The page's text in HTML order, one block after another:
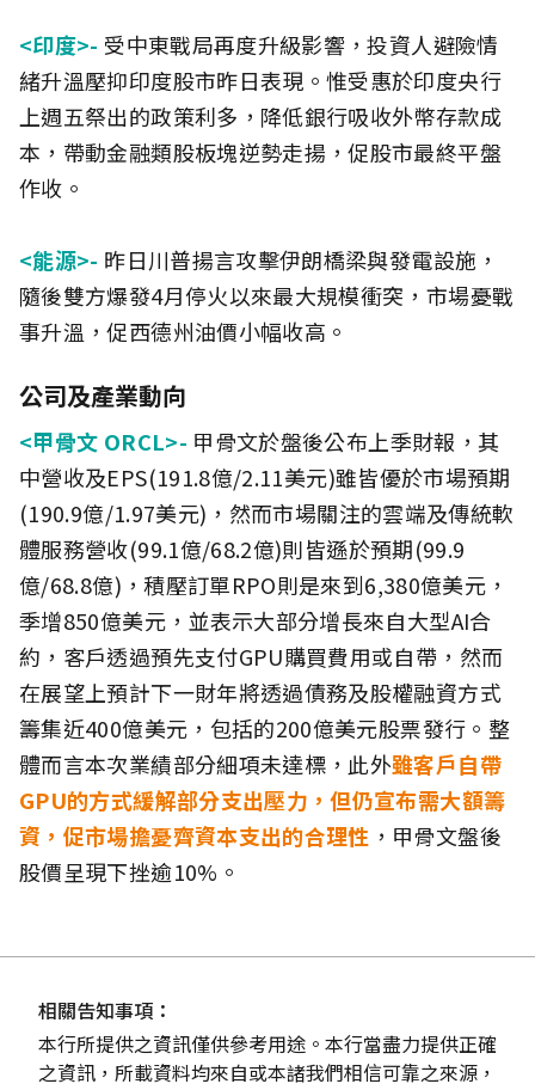
<印度>- 受中東戰局再度升級影響，投資人避險情
緒升溫壓抑印度股市昨日表現。惟受惠於印度央行
上週五祭出的政策利多，降低銀行吸收外幣存款成
本，帶動金融類股板塊逆勢走揚，促股市最終平盤
作收。
<能源>- 昨日川普揚言攻擊伊朗橋梁與發電設施，
隨後雙方爆發4月停火以來最大規模衝突，市場憂戰
事升溫，促西德州油價小幅收高。
公司及產業動向
<甲骨文 ORCL>- 甲骨文於盤後公布上季財報，其
中營收及EPS(191.8億/2.11美元)雖皆優於市場預期
(190.9億/1.97美元)，然而市場關注的雲端及傳統軟
體服務營收(99.1億/68.2億)則皆遜於預期(99.9
億/68.8億)，積壓訂單RPO則是來到6,380億美元，
季增850億美元，並表示大部分增長來自大型AI合
約，客戶透過預先支付GPU購買費用或自帶，然而
在展望上預計下一財年將透過債務及股權融資方式
籌集近400億美元，包括的200億美元股票發行。整
體而言本次業績部分細項未達標，此外雖客戶自帶
GPU的方式緩解部分支出壓力，但仍宣布需大額籌
資，促市場擔憂齊資本支出的合理性 ，甲骨文盤後
股價呈現下挫逾10%。
相關告知事項：
本行所提供之資訊僅供參考用途。本行當盡力提供正確
之資訊，所載資料均來自或本諸我們相信可靠之來源，